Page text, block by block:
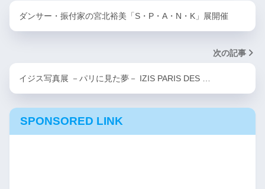
ダンサー・振付家の宮北裕美「S・P・A・N・K」展開催
次の記事
イジス写真展 －パリに見た夢－ IZIS PARIS DES …
SPONSORED LINK